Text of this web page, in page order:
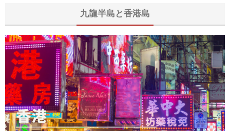
HIS) 海外航空券タイムセール
08/03 Trip.com) 韓国旅 最大50%OFFセール
08/01 Trip.com) 海外ホテル2%OFFクーポン TRIP1
08/01 エアトリ) 海外航空券(60日前) 1,000円OFFクーポン
08/01 Trip.com) 海外航空券1%OFFクーポン TRIP2
07/27 Trip.com) タイ旅行 最大50%OFFセール
九龍半島と香港島